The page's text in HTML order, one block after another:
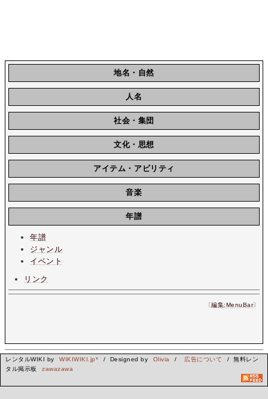
地名・自然
人名
社会・集団
文化・思想
アイテム・アビリティ
音楽
年譜
年譜
ジャンル
イベント
リンク
〔編集:MenuBar〕
レンタルWIKI by WIKIWIKI.jp* / Designed by Olivia / 広告について
/ 無料レン
タル掲示板
zawazawa